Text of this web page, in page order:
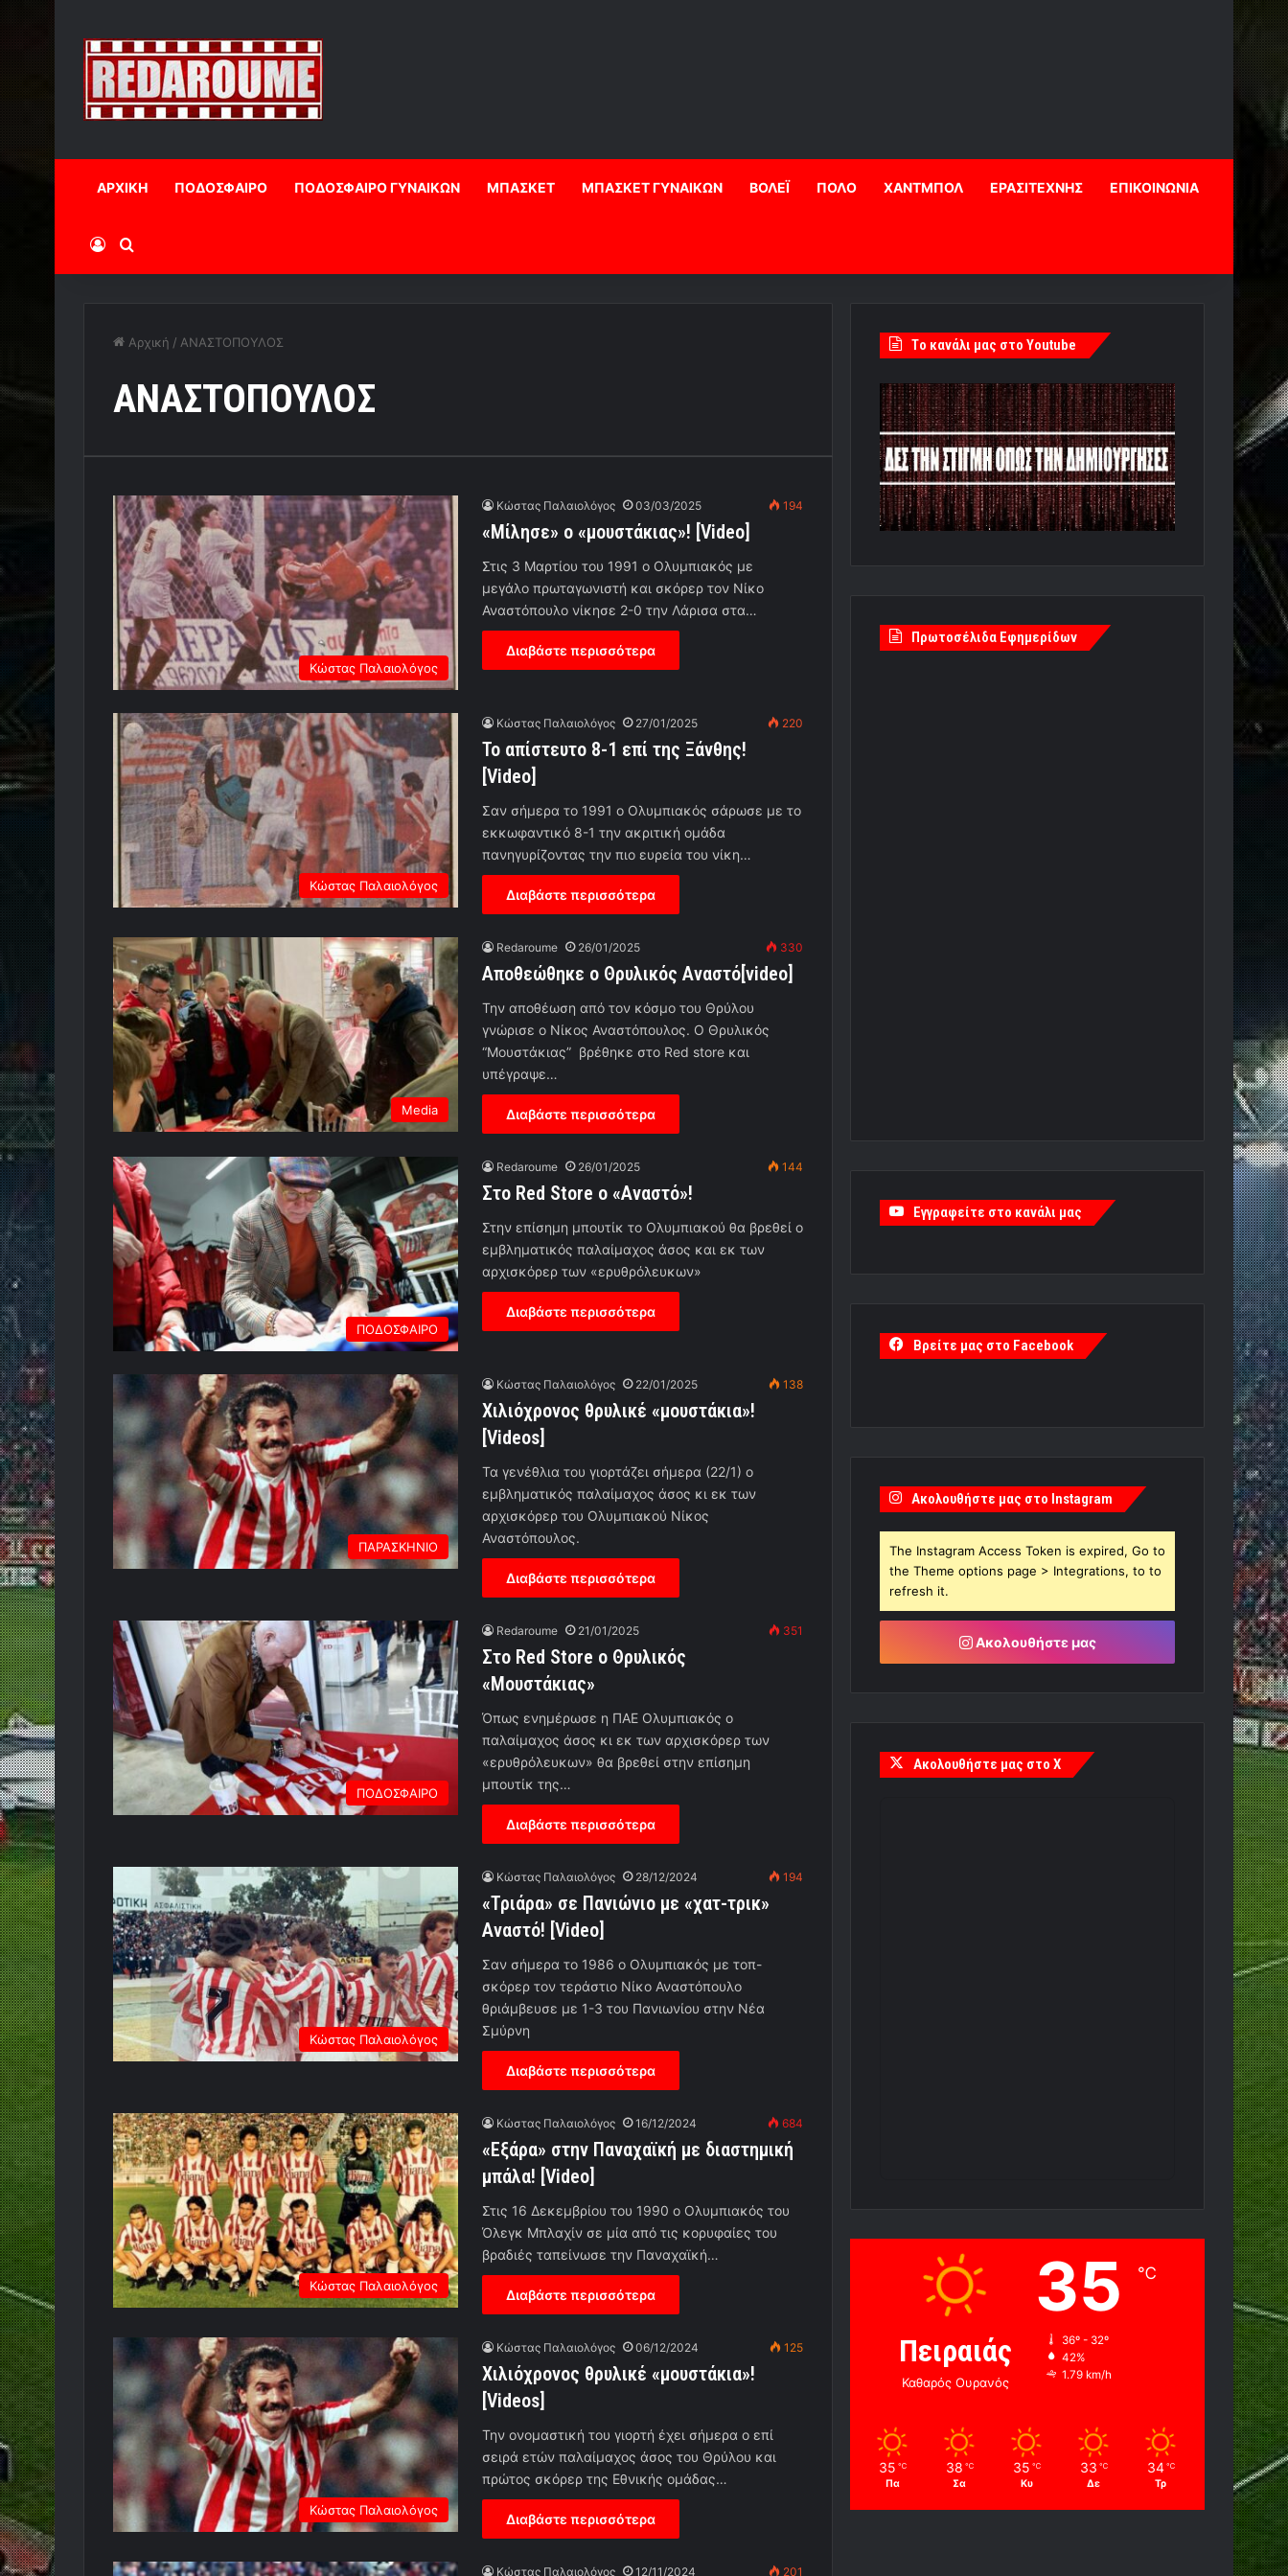
ΑΡΧΙΚΗ ΠΟΔΟΣΦΑΙΡΟ ΠΟΔΟΣΦΑΙΡΟ ΓΥΝΑΙΚΩΝ ΜΠΑΣΚΕΤ ΜΠΑΣΚΕΤ ΓΥΝΑΙΚΩΝ ΒΟΛΕΪ ΠΟΛΟ ΧΑΝΤΜΠΟΛ ΕΡΑΣΙΤΕΧΝΗΣ ΕΠΙΚΟΙΝΩΝΙΑ
Log InΑναζήτηση
Αρχική / ΑΝΑΣΤΟΠΟΥΛΟΣ
ΑΝΑΣΤΟΠΟΥΛΟΣ
Κώστας Παλαιολόγος
Κώστας Παλαιολόγος 03/03/2025 194
«Μίλησε» ο «μουστάκιας»! [Video]
Στις 3 Μαρτίου του 1991 ο Ολυμπιακός με
μεγάλο πρωταγωνιστή και σκόρερ τον Νίκο
Αναστόπουλο νίκησε 2-0 την Λάρισα στα…
Διαβάστε περισσότερα
Κώστας Παλαιολόγος
Κώστας Παλαιολόγος 27/01/2025 220
Το απίστευτο 8-1 επί της Ξάνθης!
[Video]
Σαν σήμερα το 1991 ο Ολυμπιακός σάρωσε με το
εκκωφαντικό 8-1 την ακριτική ομάδα
πανηγυρίζοντας την πιο ευρεία του νίκη…
Διαβάστε περισσότερα
Media
Redaroume 26/01/2025 330
Αποθεώθηκε ο Θρυλικός Αναστό[video]
Την αποθέωση από τον κόσμο του Θρύλου
γνώρισε ο Νίκος Αναστόπουλος. Ο Θρυλικός
“Μουστάκιας” βρέθηκε στο Red store και
υπέγραψε…
Διαβάστε περισσότερα
ΠΟΔΟΣΦΑΙΡΟ
Redaroume 26/01/2025 144
Στο Red Store ο «Αναστό»!
Στην επίσημη μπουτίκ το Ολυμπιακού θα βρεθεί ο
εμβληματικός παλαίμαχος άσος και εκ των
αρχισκόρερ των «ερυθρόλευκων»
Διαβάστε περισσότερα
ΠΑΡΑΣΚΗΝΙΟ
Κώστας Παλαιολόγος 22/01/2025 138
Χιλιόχρονος θρυλικέ «μουστάκια»!
[Videos]
Τα γενέθλια του γιορτάζει σήμερα (22/1) ο
εμβληματικός παλαίμαχος άσος κι εκ των
αρχισκόρερ του Ολυμπιακού Νίκος
Αναστόπουλος.
Διαβάστε περισσότερα
ΠΟΔΟΣΦΑΙΡΟ
Redaroume 21/01/2025 351
Στο Red Store o Θρυλικός
«Μουστάκιας»
Όπως ενημέρωσε η ΠΑΕ Ολυμπιακός ο
παλαίμαχος άσος κι εκ των αρχισκόρερ των
«ερυθρόλευκων» θα βρεθεί στην επίσημη
μπουτίκ της…
Διαβάστε περισσότερα
Κώστας Παλαιολόγος
Κώστας Παλαιολόγος 28/12/2024 194
«Τριάρα» σε Πανιώνιο με «χατ-τρικ»
Αναστό! [Video]
Σαν σήμερα το 1986 ο Ολυμπιακός με τοπ-
σκόρερ τον τεράστιο Νίκο Αναστόπουλο
θριάμβευσε με 1-3 του Πανιωνίου στην Νέα
Σμύρνη
Διαβάστε περισσότερα
Κώστας Παλαιολόγος
Κώστας Παλαιολόγος 16/12/2024 684
«Εξάρα» στην Παναχαϊκή με διαστημική
μπάλα! [Video]
Στις 16 Δεκεμβρίου του 1990 ο Ολυμπιακός του
Όλεγκ Μπλαχίν σε μία από τις κορυφαίες του
βραδιές ταπείνωσε την Παναχαϊκή…
Διαβάστε περισσότερα
Κώστας Παλαιολόγος
Κώστας Παλαιολόγος 06/12/2024 125
Χιλιόχρονος θρυλικέ «μουστάκια»!
[Videos]
Την ονομαστική του γιορτή έχει σήμερα ο επί
σειρά ετών παλαίμαχος άσος του Θρύλου και
πρώτος σκόρερ της Εθνικής ομάδας…
Διαβάστε περισσότερα
Κώστας Παλαιολόγος 12/11/2024 201
Tο κανάλι μας στο Youtube
Πρωτοσέλιδα Εφημερίδων
Εγγραφείτε στο κανάλι μας
Βρείτε μας στο Facebook
Ακολουθήστε μας στο Instagram
The Instagram Access Token is expired, Go to
the Theme options page > Integrations, to to
refresh it.
Ακολουθήστε μας
Ακολουθήστε μας στο X
Πειραιάς
Καθαρός Ουρανός
35 ℃
36º - 32º
42%
1.79 km/h
35 ℃
Πα
38 ℃
Σα
35 ℃
Κυ
33 ℃
Δε
34 ℃
Τρ